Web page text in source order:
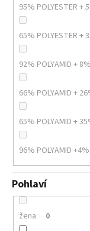
95% POLYESTER +
65% POLYESTER +
92% POLYAMID +
66% POLYAMID +
65% POLYAMID +
96% POLYAMID
Pohlaví
žena 0